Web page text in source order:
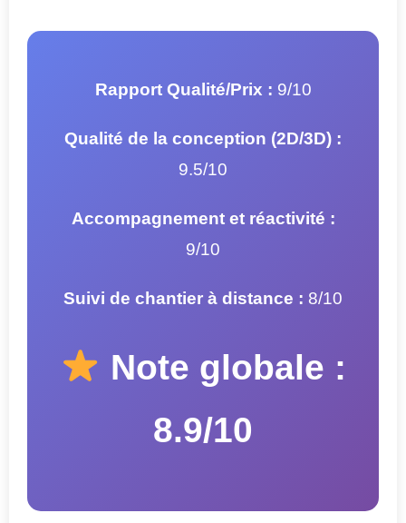
Rapport Qualité/Prix : 9/10
Qualité de la conception (2D/3D) :
9.5/10
Accompagnement et réactivité :
9/10
Suivi de chantier à distance : 8/10
Note globale :
8.9/10